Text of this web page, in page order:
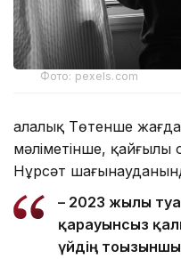
Фото: pexels.com
Қалалық Төтенше
мәліметінше, қайғылы
Нұрсәт
– 2023 жылы
қарауынсыз
үйдің